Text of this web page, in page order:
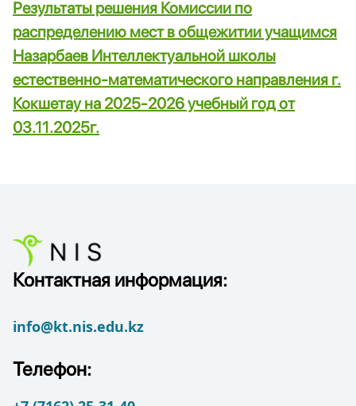
Результаты решения Комиссии по
распределению мест в общежитии учащимся
Назарбаев Интеллектуальной школы
естественно-математического направления г.
Кокшетау на 2025-2026 учебный год от
03.11.2025г.
Контактная информация:
info@kt.nis.edu.kz
Телефон: